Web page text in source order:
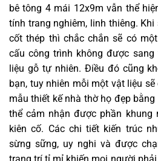
bê tông 4 mái 12x9m vẫn thể
tính trang nghiêm, linh thiêng.
cốt thép thì chắc chắn sẽ có
cấu công trình không được
liệu gỗ tự nhiên. Điều đó cũng
bạn, tuy nhiên mỗi một vật liệu
mẫu thiết kế nhà thờ họ đẹp
thể cảm nhận được phần khung
kiên cố. Các chi tiết kiến trúc
sừng sững, uy nghi và được